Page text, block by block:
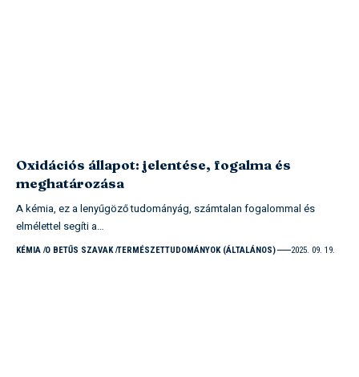
Oxidációs állapot: jelentése, fogalma és
meghatározása
A kémia, ez a lenyűgöző tudományág, számtalan fogalommal és
elmélettel segíti a…
KÉMIA O BETŰS SZAVAK TERMÉSZETTUDOMÁNYOK (ÁLTALÁNOS) 2025. 09. 19.